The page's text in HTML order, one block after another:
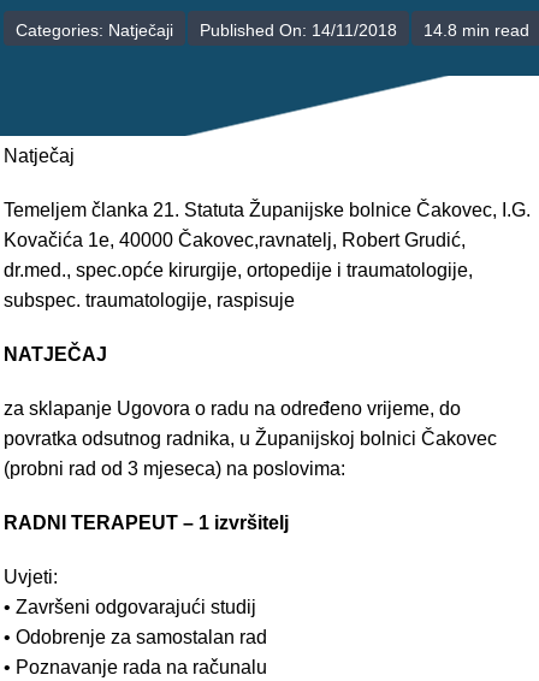
POLIKLINIKE
JEDINICE NEZDRAVSTVENIH DJELATNOSTI
Categories: Natječaji Published On: 14/11/2018 14.8 min read
Natječaj
Temeljem članka 21. Statuta Županijske bolnice Čakovec, I.G.
Kovačića 1e, 40000 Čakovec,ravnatelj, Robert Grudić,
dr.med., spec.opće kirurgije, ortopedije i traumatologije,
subspec. traumatologije, raspisuje
NATJEČAJ
za sklapanje Ugovora o radu na određeno vrijeme, do
povratka odsutnog radnika, u Županijskoj bolnici Čakovec
(probni rad od 3 mjeseca) na poslovima:
RADNI TERAPEUT – 1 izvršitelj
Uvjeti:
• Završeni odgovarajući studij
• Odobrenje za samostalan rad
• Poznavanje rada na računalu